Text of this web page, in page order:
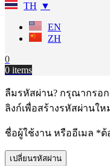
TH
EN
ZH
0
0 items
ลืมรหัสผ่าน? กรุณากรอ
ลิงก์เพื่อสร้างรหัสผ่านให
ชื่อผู้ใช้งาน หรืออีเมล *ต้
เปลี่ยนรหัสผ่าน